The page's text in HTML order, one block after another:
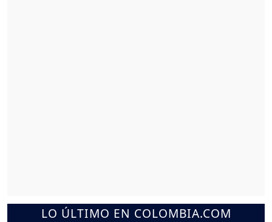
LO ÚLTIMO EN COLOMBIA.COM